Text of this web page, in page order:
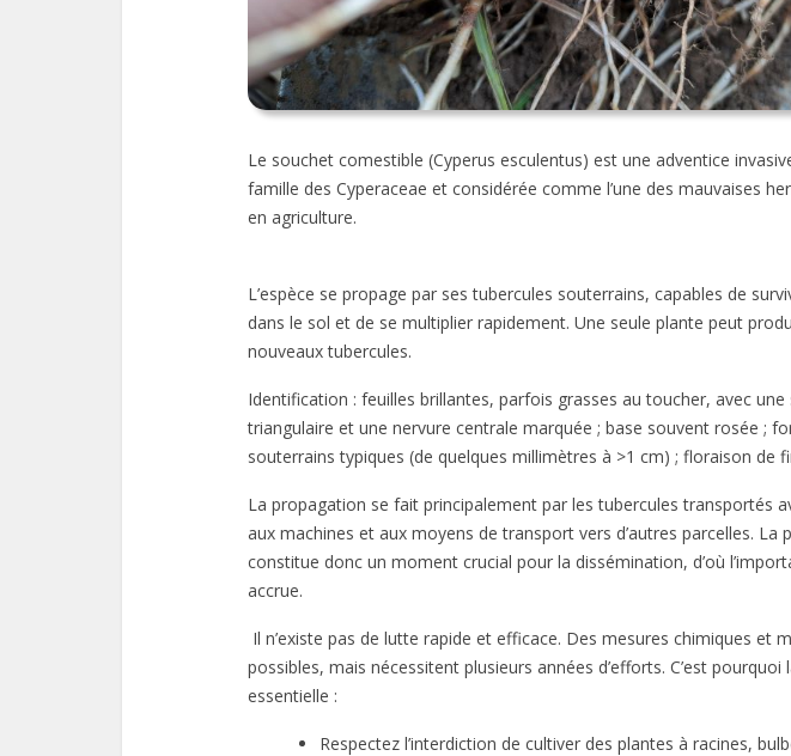
Le souchet comestible (Cyperus esculentus) est une adventice
famille des Cyperaceae et considérée comme l’une des mauvaises
en agriculture.
L’espèce se propage par ses tubercules souterrains, capables de
dans le sol et de se multiplier rapidement. Une seule plante peut
nouveaux tubercules.
Identification : feuilles brillantes, parfois grasses au toucher, avec
triangulaire et une nervure centrale marquée ; base souvent rosée ;
souterrains typiques (de quelques millimètres à >1 cm) ; floraison de
La propagation se fait principalement par les tubercules transportés
aux machines et aux moyens de transport vers d’autres parcelles. La
constitue donc un moment crucial pour la dissémination, d’où
accrue.
Il n’existe pas de lutte rapide et efficace. Des mesures chimiques et
possibles, mais nécessitent plusieurs années d’efforts. C’est
essentielle :
Respectez l’interdiction de cultiver des plantes à racines,